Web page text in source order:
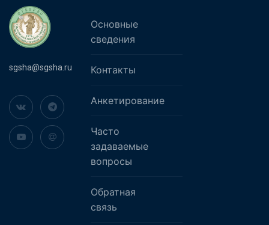
sgsha@sgsha.ru
Основные
сведения
Контакты
Анкетирование
Часто
задаваемые
вопросы
Обратная
связь